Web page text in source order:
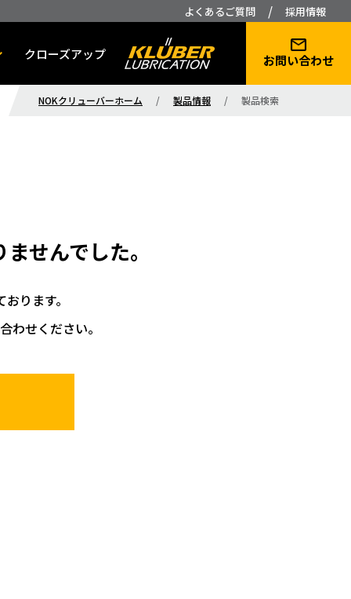
よくあるご質問 / 採用情報
クローズアップ お問い合わせ
NOKクリューバーホーム / 製品情報 / 製品検索
せんでした。
ります。
わせください。